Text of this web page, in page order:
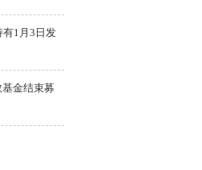
有1月3日发
金结束募